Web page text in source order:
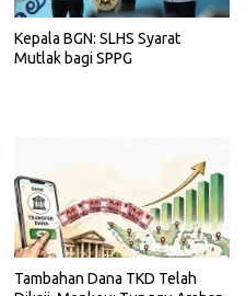
Kepala BGN: SLHS Syarat
Mutlak bagi SPPG
Tambahan Dana TKD Telah